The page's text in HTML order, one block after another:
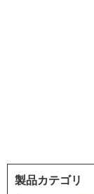
製品カテゴリ